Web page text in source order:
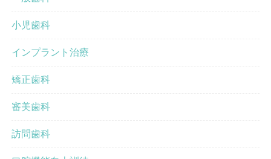
小児歯科
インプラント治療
矯正歯科
審美歯科
訪問歯科